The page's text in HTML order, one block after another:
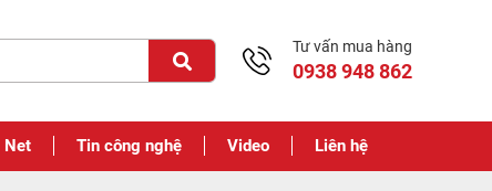
Tư vấn mua hàng
0938 948 862
Net Tin công nghệ Video Liên hệ